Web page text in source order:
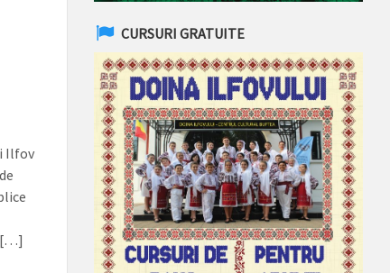
Ilfov
[…]
CURSURI GRATUITE